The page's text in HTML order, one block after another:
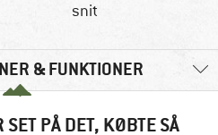
snit
& FUNKTIONER
PÅ DET, KØBTE SÅ